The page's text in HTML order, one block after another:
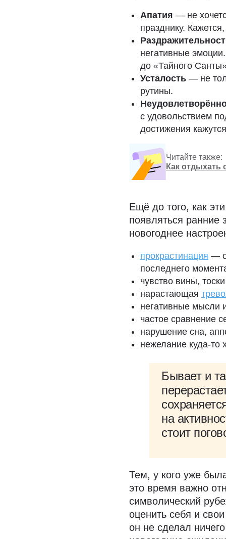
Апатия — не
празднику.
негативные
до «Тайного
Усталость — не
рутины.
с удовольствием
достижения
Читайте также:
Как отдыхать
Ещё до того, как
появляться ранние
новогоднее
прокрастинация —
последнего
чувство вины,
нарастающая
негативные мысли
частое сравнение
нарушение сна,
нежелание куда-то
Бывает и
на
стоит
Тем, у кого уже
это время важно
символический
оценить себя и
он не сделал